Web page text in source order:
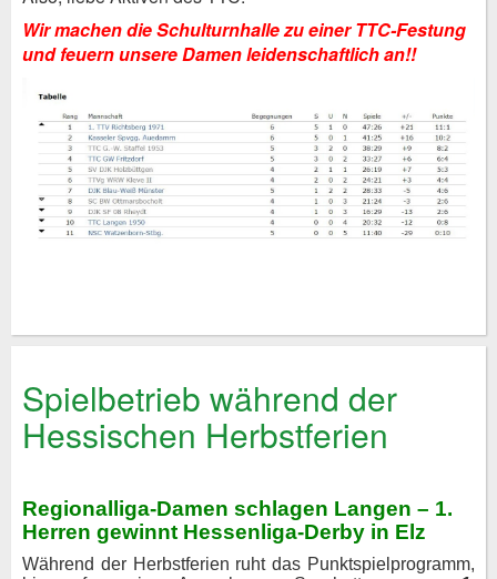
Wir machen die Schulturnhalle zu einer TTC-Festung
und feuern unsere Damen leidenschaftlich an!!
Spielbetrieb während der
Hessischen Herbstferien
Regionalliga-Damen schlagen Langen – 1.
Herren gewinnt Hessenliga-Derby in Elz
Während der Herbstferien ruht das Punktspielprogramm,